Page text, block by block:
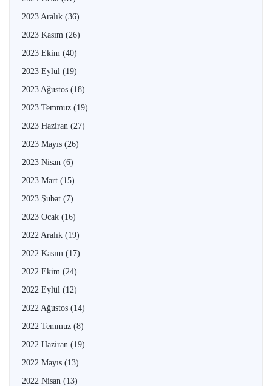
2023 Aralık (36)
2023 Kasım (26)
2023 Ekim (40)
2023 Eylül (19)
2023 Ağustos (18)
2023 Temmuz (19)
2023 Haziran (27)
2023 Mayıs (26)
2023 Nisan (6)
2023 Mart (15)
2023 Şubat (7)
2023 Ocak (16)
2022 Aralık (19)
2022 Kasım (17)
2022 Ekim (24)
2022 Eylül (12)
2022 Ağustos (14)
2022 Temmuz (8)
2022 Haziran (19)
2022 Mayıs (13)
2022 Nisan (13)